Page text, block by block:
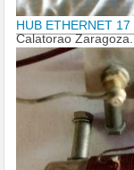
HUB ETHERNET
Calatorao Zaragoza.